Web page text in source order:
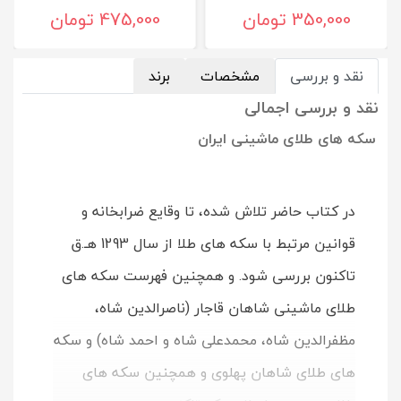
350,000 تومان بازمانده از زبان پهلوی
475,000 تومان
نقد و بررسی مشخصات برند
نقد و بررسی اجمالی
سکه های طلای ماشینی ایران
در کتاب حاضر تلاش شده، تا وقایع ضرابخانه و
قوانین مرتبط با سکه های طلا از سال 1293 هـ.ق
تاکنون بررسی شود. و همچنین فهرست سکه های
طلای ماشینی شاهان قاجار (ناصرالدین شاه،
مظفرالدین شاه، محمدعلی شاه و احمد شاه) و سکه
های طلای شاهان پهلوی و همچنین سکه های